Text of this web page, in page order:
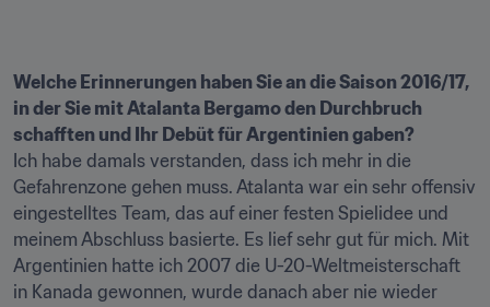
Welche Erinnerungen haben Sie an die Saison 2016/17,
in der Sie mit Atalanta Bergamo den Durchbruch
schafften und Ihr Debüt für Argentinien gaben?
Ich habe damals verstanden, dass ich mehr in die
Gefahrenzone gehen muss. Atalanta war ein sehr offensiv
eingestelltes Team, das auf einer festen Spielidee und
meinem Abschluss basierte. Es lief sehr gut für mich. Mit
Argentinien hatte ich 2007 die U-20-Weltmeisterschaft
in Kanada gewonnen, wurde danach aber nie wieder